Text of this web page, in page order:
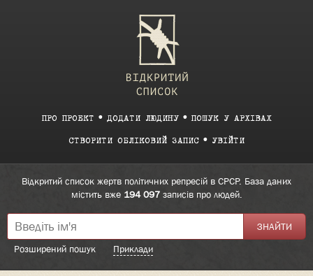
ПРО ПРОЕКТ ДОДАТИ ЛЮДИНУ ПОШУК У АРХІВАХ
СТВОРИТИ ОБЛІКОВИЙ ЗАПИС УВІЙТИ
Відкритий список жертв політичних репресій в СРСР. База даних
містить вже 194 097записів про людей.
Розширений пошук Приклади